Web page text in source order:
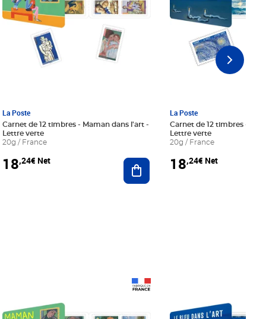
au panier
La Poste
Carnet de 12 timbres - Maman dans l'art -
Lettre verte
20g / France
18,24€ Net Ajouter au panier
La Poste
Carnet de 12 timbres - Le
Lettre verte
20g / France
18,24€ Net